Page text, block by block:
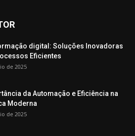
digital: Soluções Inovadoras
Eficientes
de 2025
da Automação e Eficiência na
Moderna
de 2025